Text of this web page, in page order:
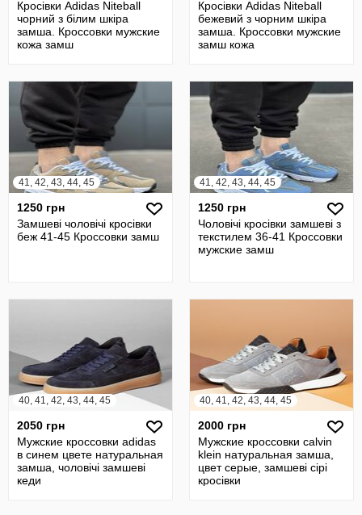
Кросівки Adidas Niteball
чорний з білим шкіра
замша. Кроссовки мужские
кожа замш
Кросівки Adidas Niteball
бежевий з чорним шкіра
замша. Кроссовки мужские
замш кожа
41, 42, 43, 44, 45
1250 грн
Замшеві чоловічі кросівки
беж 41-45 Кроссовки замш
41, 42, 43, 44, 45
1250 грн
Чоловічі кросівки замшеві з
текстилем 36-41 Кроссовки
мужские замш
40, 41, 42, 43, 44, 45
2050 грн
Мужские кроссовки adidas
в синем цвете натуральная
замша, чоловічі замшеві
кеди
40, 41, 42, 43, 44, 45
2000 грн
Мужские кроссовки calvin
klein натуральная замша,
цвет серые, замшеві сірі
кросівки